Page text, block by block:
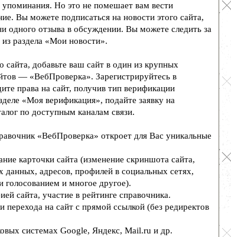
Но это не помешает вам вести
Вы можете подписаться на новости этого сайта,
одного отзыва в обсуждении. Вы можете следить за
из раздела «Мои новости».
сайта, добавьте ваш сайт в один из крупных
— «ВебПроверка». Зарегистрируйтесь в
права на сайт, получив тип верификации
«Моя верификация», подайте заявку на
по доступным каналам связи.
«ВебПроверка» откроет для Вас уникальные
карточки сайта (изменение скриншота сайта,
данных, адресов, профилей в социальных сетях,
голосованием и многое другое).
сайта, участие в рейтинге справочника.
на сайт с прямой ссылкой (без редиректов
системах Google, Яндекс, Mail.ru и др.